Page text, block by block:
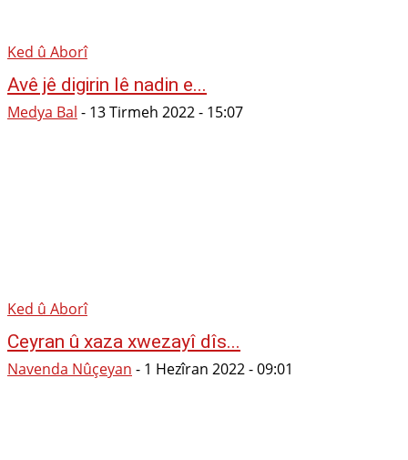
Ked û Aborî
Avê jê digirin lê nadin e...
Medya Bal - 13 Tirmeh 2022 - 15:07
Ked û Aborî
Ceyran û xaza xwezayî dîs...
Navenda Nûçeyan - 1 Hezîran 2022 - 09:01